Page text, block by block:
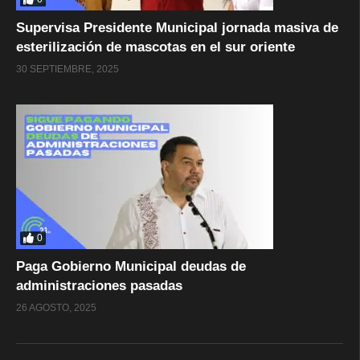
Supervisa Presidente Municipal jornada masiva de
esterilización de mascotas en el sur oriente
30 SEPTIEMBRE, 2025
0
Paga Gobierno Municipal deudas de
administraciones pasadas
26 AGOSTO, 2025